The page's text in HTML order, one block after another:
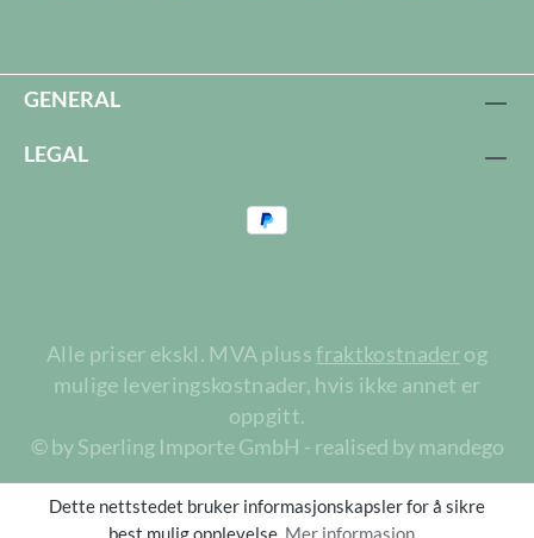
GENERAL
LEGAL
Alle priser ekskl. MVA plussfraktkostnaderog
mulige leveringskostnader, hvis ikke annet er
oppgitt.
© by Sperling Importe GmbH - realised by mandego
Dette nettstedet bruker informasjonskapsler for å sikre
best mulig opplevelse. Mer informasjon...